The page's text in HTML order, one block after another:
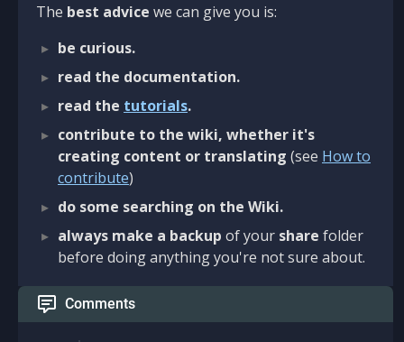
The best advice we can give you is:
be curious.
read the documentation.
read the tutorials.
contribute to the wiki, whether it's
creating content or translating (see How to
contribute)
do some searching on the Wiki.
always make a backup of your share folder
before doing anything you're not sure about.
Comments